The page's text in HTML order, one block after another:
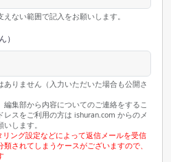
ない範囲で記入をお願いします。
）
ありません（入力いただいた場合も公開さ
集部から内容についてのご連絡をするこ
レスをご利用の方は ishuran.com からのメ
します。
ング設定などによって返信メールを受信
されてしまうケースがございますので、